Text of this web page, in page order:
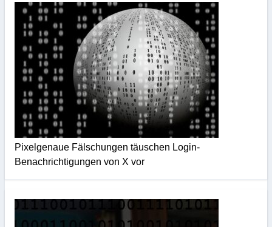
Pixelgenaue Fälschungen täuschen Login-
Benachrichtigungen von X vor